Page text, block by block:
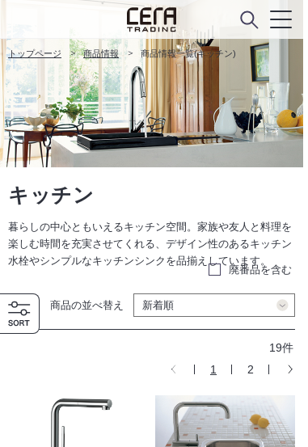
トップページ 商品情報 商品情報一覧(キッチン)
キッチン
暮らしの中心ともいえるキッチン空間。家族や友人と料理を
楽しむ時間を充実させてくれる、デザイン性のあるキッチン
水栓やシンプルなキッチンシンクを品揃えしています。
廃番品を含む
商品の並べ替え
19件
1
2